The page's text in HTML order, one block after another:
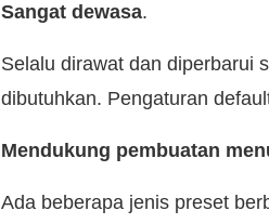
Sangat dewasa.
Selalu dirawat dan diperbarui
dibutuhkan. Pengaturan
Mendukung pembuatan
Ada beberapa jenis preset